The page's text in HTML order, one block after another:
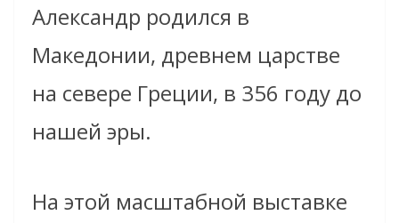
Александр родился в
Македонии, древнем царстве
на севере Греции, в 356 году до
нашей эры.
На этой масштабной выставке